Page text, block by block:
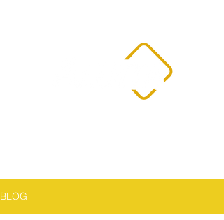
BLOG